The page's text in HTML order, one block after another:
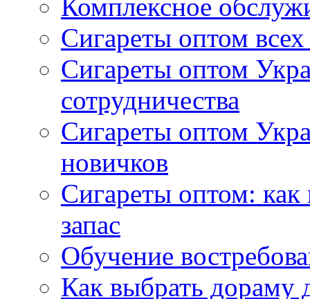
Комплексное
Сигареты оптом
Сигареты оптом
сотрудничества
Сигареты оптом
новичков
Сигареты оптом:
запас
Обучение
Как выбрать дораму